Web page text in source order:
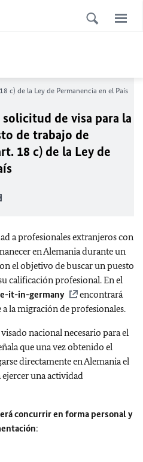
c) de la Ley de Permanencia en el País
de visa para la
de trabajo de
18 c) de la Ley de
a profesionales extranjeros con
en Alemania durante un
el objetivo de buscar un puesto
calificación profesional. En el
it-in-germany
encontrará
la migración de profesionales.
nacional necesario para el
que una vez obtenido el
directamente en Alemania el
una actividad
concurrir en forma personal y
: